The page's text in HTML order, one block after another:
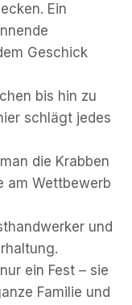
Ein
Geschick
bis hin zu
schlägt jedes
die Krabben
am Wettbewerb
und
ein Fest – sie
Familie und